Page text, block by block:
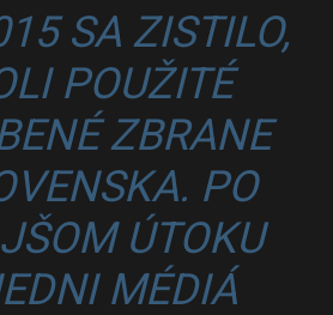
SA ZISTILO,
POUŽITÉ
ZBRANE
PO
ÚTOKU
MÉDIÁ